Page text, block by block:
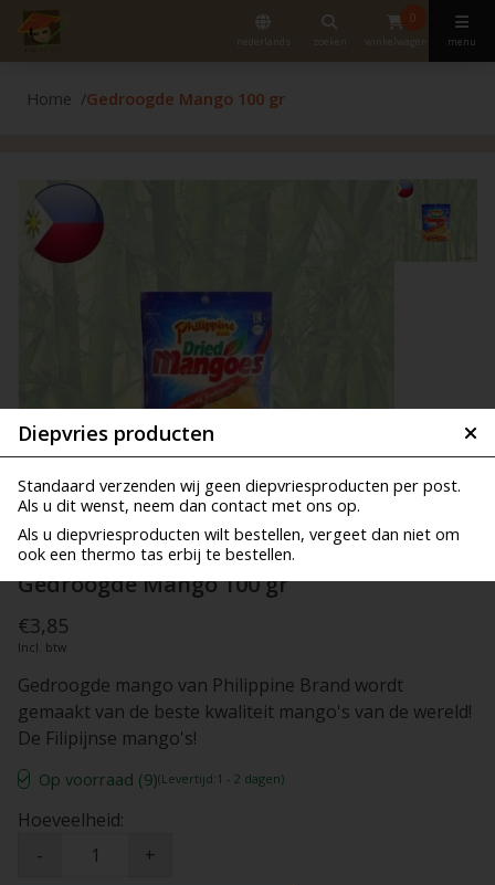
nederlands zoeken
0
winkelwagen menu
Diepvries producten
Standaard verzenden wij geen diepvriesproducten per post.
Als u dit wenst, neem dan contact met ons op.
Als u diepvriesproducten wilt bestellen, vergeet dan niet om
ook een thermo tas erbij te bestellen.
Home Gedroogde Mango 100 gr
Gedroogde Mango 100 gr
€3,85
Incl. btw
Gedroogde mango van Philippine Brand wordt
gemaakt van de beste kwaliteit mango's van de wereld!
De Filipijnse mango's!
Op voorraad (9)(Levertijd:1 - 2 dagen)
Hoeveelheid:
-
+